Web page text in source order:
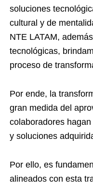
soluciones
cultural y de
NTE LATAM,
tecnológicas,
proceso de
Por ende, la
gran medida del
colaboradores
y soluciones
Por ello, es
alineados con esta